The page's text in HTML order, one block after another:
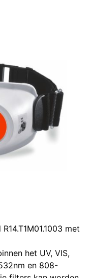
met
het UV, VIS,
en 808-